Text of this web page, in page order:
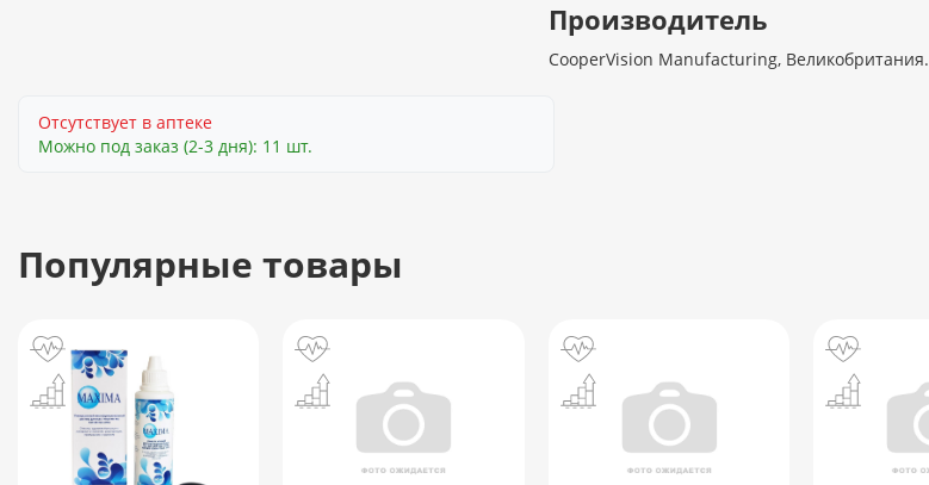
Производитель
CooperVision Manufacturing, Великобритания.
Отсутствует в аптеке
Можно под заказ (2-3 дня): 11 шт.
Популярные товары